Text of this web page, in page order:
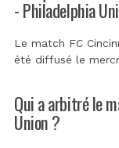
- Philadelphia
Le match FC
été diffusé le
Qui a arbitré le
Union ?